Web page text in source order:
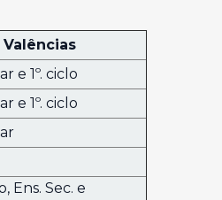
Valências
e 1º. ciclo
e 1º. ciclo
Ens. Sec. e